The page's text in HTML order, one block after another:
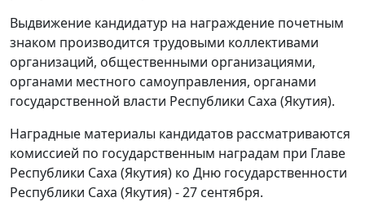
Выдвижение кандидатур на награждение почетным
знаком производится трудовыми коллективами
организаций, общественными организациями,
органами местного самоуправления, органами
государственной власти Республики Саха (Якутия).
Наградные материалы кандидатов рассматриваются
комиссией по государственным наградам при Главе
Республики Саха (Якутия) ко Дню государственности
Республики Саха (Якутия) - 27 сентября.